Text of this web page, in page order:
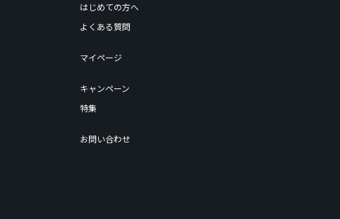
はじめての方へ
よくある質問
マイページ
キャンペーン
特集
お問い合わせ